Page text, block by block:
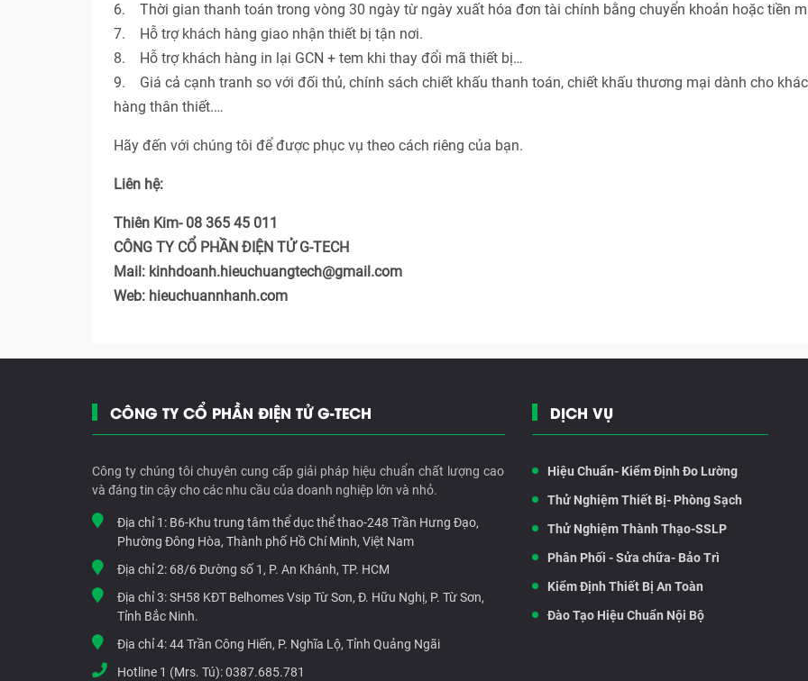
6. Thời gian thanh toán trong vòng 30 ngày từ ngày xuất hóa đơn tài chính bằng chuyển khoản hoặc tiền
7. Hỗ trợ khách hàng giao nhận thiết bị tận nơi.
8. Hỗ trợ khách hàng in lại GCN + tem khi thay đổi mã thiết bị…
9. Giá cả cạnh tranh so với đối thủ, chính sách chiết khấu thanh toán, chiết khấu thương mại dành cho
hàng thân thiết.…
Hãy đến với chúng tôi để được phục vụ theo cách riêng của bạn.
Liên hệ:
Thiên Kim- 08 365 45 011
CÔNG TY CỔ PHẦN ĐIỆN TỬ G-TECH
Mail: kinhdoanh.hieuchuangtech@gmail.com
Web: hieuchuannhanh.com
CÔNG TY CỔ PHẦN ĐIỆN TỬ G-TECH
Công ty chúng tôi chuyên cung cấp giải pháp hiệu chuẩn chất lượng cao
và đáng tin cậy cho các nhu cầu của doanh nghiệp lớn và nhỏ.
Địa chỉ 1: B6-Khu trung tâm thể dục thể thao-248 Trần Hưng Đạo,
Phường Đông Hòa, Thành phố Hồ Chí Minh, Việt Nam
Địa chỉ 2: 68/6 Đường số 1, P. An Khánh, TP. HCM
Địa chỉ 3:SH58 KĐT Belhomes Vsip Từ Sơn, Đ. Hữu Nghị, P. Từ Sơn,
Tỉnh Bắc Ninh.
Địa chỉ 4:44 Trần Công Hiến, P. Nghĩa Lộ, Tỉnh Quảng Ngãi
Hotline 1 (Mrs. Tú):0387.685.781
DỊCH VỤ
Hiệu Chuẩn- Kiểm Định Đo Lường
Thử Nghiệm Thiết Bị- Phòng Sạch
Thử Nghiệm Thành Thạo-SSLP
Phân Phối - Sửa chữa- Bảo Trì
Kiểm Định Thiết Bị An Toàn
Đào Tạo Hiệu Chuẩn Nội Bộ